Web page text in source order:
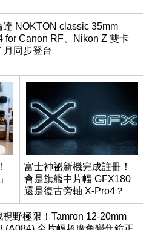
達 NOKTON classic 35mm
for Canon RF、Nikon Z 雙卡
月同步登台
富士神祕新機完成註冊！
會是旗艦中片幅 GFX180
還是復古旁軸 X-Pro4？
視野極限！Tamron 12-20mm